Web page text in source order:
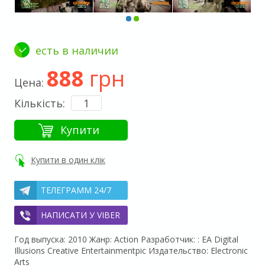
есть в наличии
Цена: 888 грн
Кількість:
Купити
Купити в один клік
ТЕЛЕГРАММ 24/7
НАПИСАТИ У VIBER
Год выпуска: 2010 Жанр: Action Разработчик: : EA Digital
Illusions Creative Entertainmentpic Издательство: Electronic
Arts